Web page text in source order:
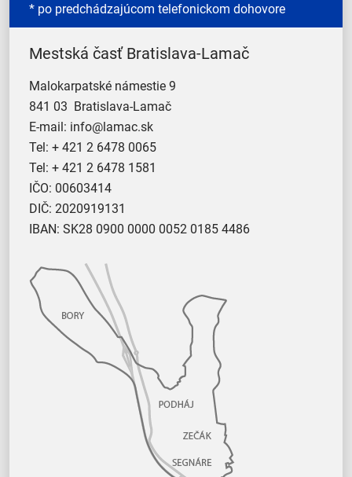
* po predchádzajúcom telefonickom dohovore
Mestská časť Bratislava-Lamač
Malokarpatské námestie 9
841 03 Bratislava-Lamač
E-mail: info@lamac.sk
Tel: + 421 2 6478 0065
Tel: + 421 2 6478 1581
IČO: 00603414
DIČ: 2020919131
IBAN: SK28 0900 0000 0052 0185 4486